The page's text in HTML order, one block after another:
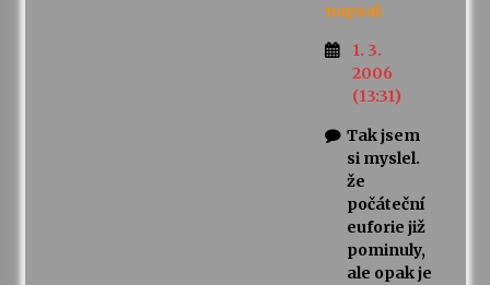
napsal:
1. 3.
2006
(13:31)
Tak jsem
si myslel.
že
počáteční
euforie již
pominuly,
ale opak je